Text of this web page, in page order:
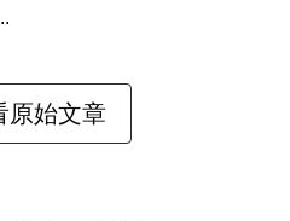
原始文章